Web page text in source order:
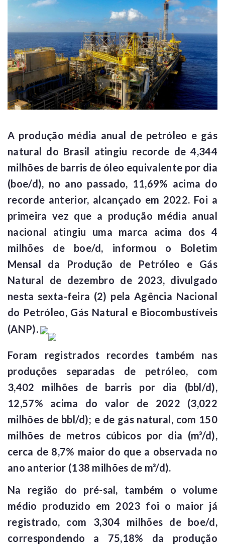
A produção média anual de petróleo e gás
natural do Brasil atingiu recorde de 4,344
milhões de barris de óleo equivalente por dia
(boe/d), no ano passado, 11,69% acima do
recorde anterior, alcançado em 2022. Foi a
primeira vez que a produção média anual
nacional atingiu uma marca acima dos 4
milhões de boe/d, informou o Boletim
Mensal da Produção de Petróleo e Gás
Natural de dezembro de 2023, divulgado
nesta sexta-feira (2) pela Agência Nacional
do Petróleo, Gás Natural e Biocombustíveis
(ANP).
Foram registrados recordes também nas
produções separadas de petróleo, com
3,402 milhões de barris por dia (bbl/d),
12,57% acima do valor de 2022 (3,022
milhões de bbl/d); e de gás natural, com 150
milhões de metros cúbicos por dia (m³/d),
cerca de 8,7% maior do que a observada no
ano anterior (138 milhões de m³/d).
Na região do pré-sal, também o volume
médio produzido em 2023 foi o maior já
registrado, com 3,304 milhões de boe/d,
correspondendo a 75,18% da produção